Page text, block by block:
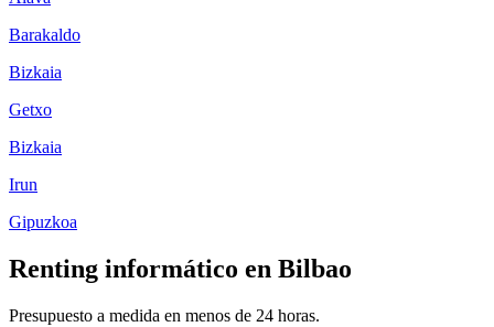
Barakaldo
Bizkaia
Getxo
Bizkaia
Irun
Gipuzkoa
Renting informático en Bilbao
Presupuesto a medida en menos de 24 horas.